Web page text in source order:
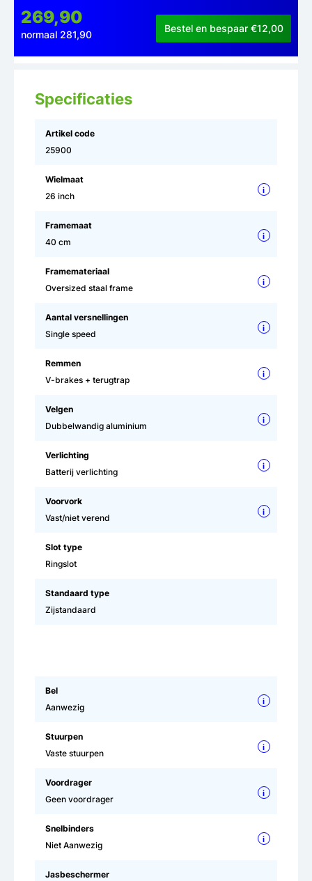
269,90
normaal 281,90
Bestel en bespaar €12,00
Specificaties
Artikel code
25900
Wielmaat
26 inch
i
Framemaat
40 cm
i
Framemateriaal
Oversized staal frame
i
Aantal versnellingen
Single speed
i
Remmen
V-brakes + terugtrap
i
Velgen
Dubbelwandig aluminium
i
Verlichting
Batterij verlichting
i
Voorvork
Vast/niet verend
i
Slot type
Ringslot
Standaard type
Zijstandaard
Bel
Aanwezig
i
Stuurpen
Vaste stuurpen
i
Voordrager
Geen voordrager
i
Snelbinders
Niet Aanwezig
i
Jasbeschermer